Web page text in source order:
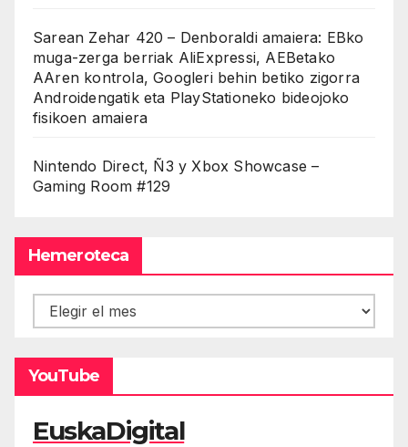
Sarean Zehar 420 – Denboraldi amaiera: EBko
muga-zerga berriak AliExpressi, AEBetako
AAren kontrola, Googleri behin betiko zigorra
Androidengatik eta PlayStationeko bideojoko
fisikoen amaiera
Nintendo Direct, Ñ3 y Xbox Showcase –
Gaming Room #129
Hemeroteca
Hemeroteca
YouTube
EuskaDigital